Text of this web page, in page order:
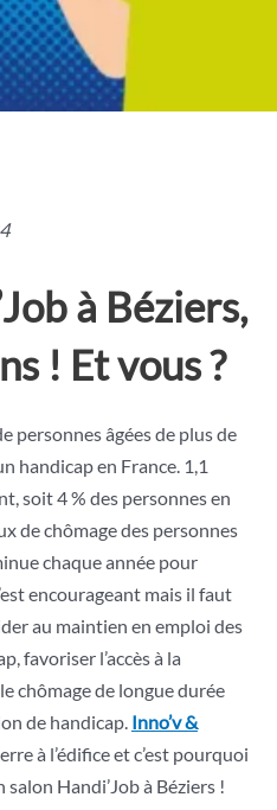
à Béziers,
! Et vous ?
personnes âgées de plus de
handicap en France. 1,1
soit 4 % des personnes en
de chômage des personnes
chaque année pour
encourageant mais il faut
au maintien en emploi des
favoriser l’accès à la
chômage de longue durée
de handicap. Inno’v &
à l’édifice et c’est pourquoi
Handi’Job à Béziers !